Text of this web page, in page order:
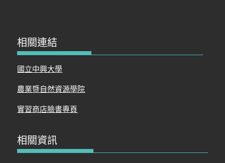
相關連結
國立中興大學
農業暨自然資源學院
實習商店臉書專頁
相關資訊